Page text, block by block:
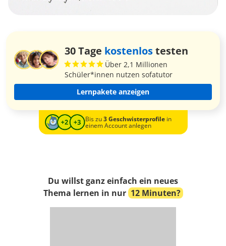
30 Tage kostenlostesten
Über 2,1 Millionen
Schüler*innen nutzen sofatutor
Lernpakete anzeigen
Bis zu3 Geschwisterprofilein
einem Account anlegen
Du willst ganz einfach ein neues
Thema lernen in nur 12 Minuten?